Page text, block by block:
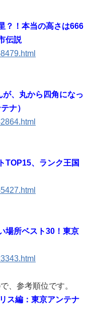
？！本当の高さは666
伝説
、丸から四角になっ
ナ）
TOP15、ランク王国
場所ベスト30！東京
、参考順位です。
ス編：東京アンテナ